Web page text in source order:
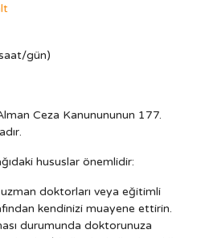
gün)
Ceza Kanunununun 177.
hususlar önemlidir:
doktorları veya eğitimli
kendinizi muayene ettirin.
durumunda doktorunuza